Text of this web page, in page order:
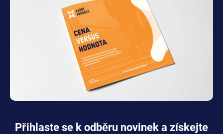
Přihlaste se k odběru novinek a získejte